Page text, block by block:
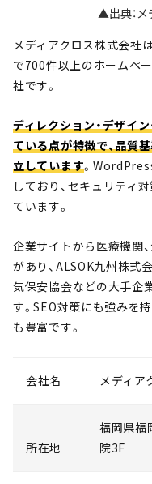
▲出典：
メディアクロス株式会社
で700件以上のホームペ
社です。
ディレクション・デザイ
ている点が特徴で、品質
立しています。
しており、セキュリティ
ています。
企業サイトから医療機関
があり、ALSOK九州株式
気保安協会などの大手企
す。SEO対策にも強みを
も豊富です。
会社名 メディア
所在地
福岡県福
院3F